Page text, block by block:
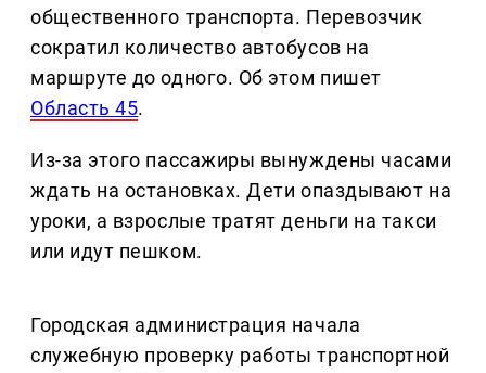
общественного транспорта. Перевозчик
сократил количество автобусов на
маршруте до одного. Об этом пишет
Область 45.
Из-за этого пассажиры вынуждены часами
ждать на остановках. Дети опаздывают на
уроки, а взрослые тратят деньги на такси
или идут пешком.
Городская администрация начала
служебную проверку работы транспортной